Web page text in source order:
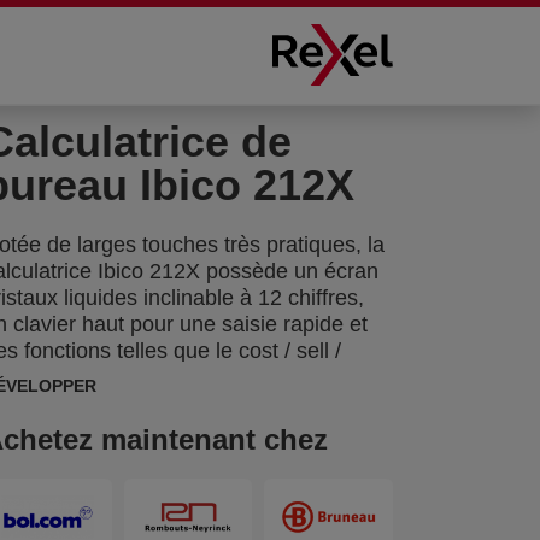
de
Ibico 212X
de larges touches très pratiques, la
Ibico 212X possède un écran
liquides inclinable à 12 chiffres,
clavier haut pour une saisie rapide et
fonctions telles que le cost / sell /
ou encore les fonctions
140 x 32 mmmaintenant chez